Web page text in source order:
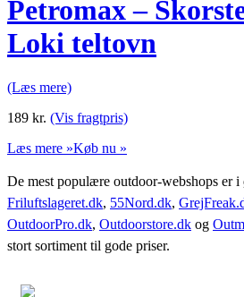
Petromax –
Loki teltovn
(Læs mere)
189 kr. (Vis fragtpris)
Læs mere »Køb nu »
De mest populære outdoor-webshops er
Friluftslageret.dk, 55Nord.dk,
OutdoorPro.dk, Outdoorstore.dk og
stort sortiment til gode priser.